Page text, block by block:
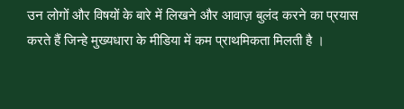
उन लोगों और विषयों के बारे में लिखने और आवाज़ बुलंद करने का प्रयास
करते हैं जिन्हे मुख्यधारा के मीडिया में कम प्राथमिकता मिलती है ।